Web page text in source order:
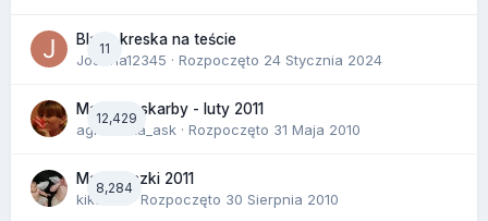
11
Blada kreska na teście
Joanna12345 · Rozpoczęto 24 Stycznia 2024
12,429
Malutkie skarby - luty 2011
agnieszka_ask · Rozpoczęto 31 Maja 2010
8,284
Majóweczki 2011
kikarika
· Rozpoczęto 30 Sierpnia 2010